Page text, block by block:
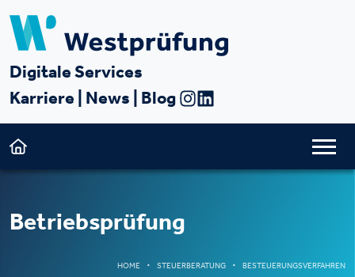
Digitale Services
Karriere News Blog
Betriebsprüfung
HOME STEUERBERATUNG BESTEUERUNGSVERFAHREN